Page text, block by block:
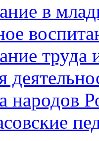
в
труда
народов